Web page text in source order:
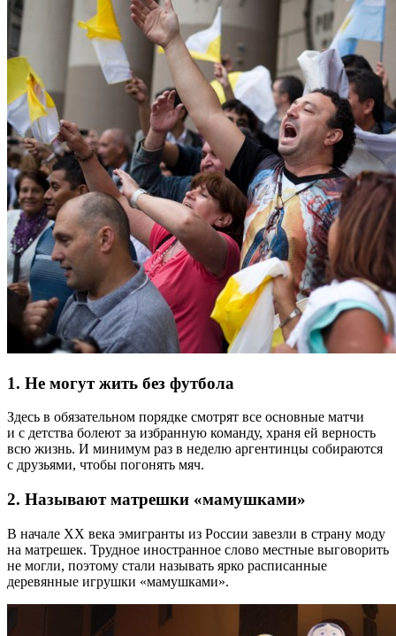
1. Не могут жить без футбола
Здесь в обязательном порядке смотрят все основные матчи
и с детства болеют за избранную команду, храня ей верность
всю жизнь. И минимум раз в неделю аргентинцы собираются
с друзьями, чтобы погонять мяч.
2. Называют матрешки «мамушками»
В начале XX века эмигранты из России завезли в страну моду
на матрешек. Трудное иностранное слово местные выговорить
не могли, поэтому стали называть ярко расписанные
деревянные игрушки «мамушками».